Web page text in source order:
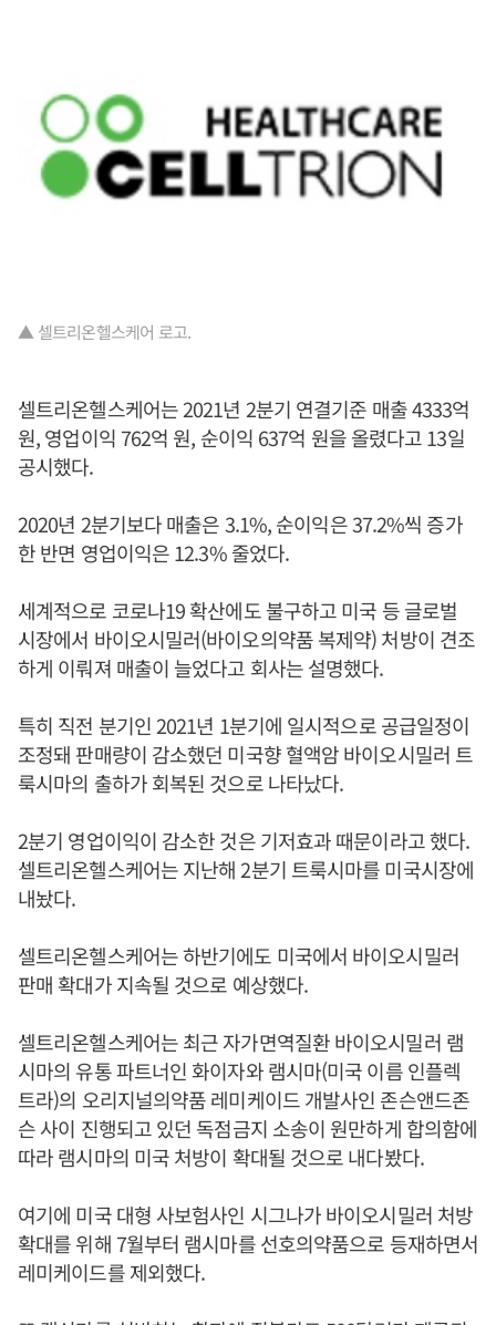
▲ 셀트리온헬스케어 로고.
셀트리온헬스케어는 2021년 2분기 연결기준 매출 4333억
원, 영업이익 762억 원, 순이익 637억 원을 올렸다고 13일
공시했다.
2020년 2분기보다 매출은 3.1%, 순이익은 37.2%씩 증가
한 반면 영업이익은 12.3% 줄었다.
세계적으로 코로나19 확산에도 불구하고 미국 등 글로벌
시장에서 바이오시밀러(바이오의약품 복제약) 처방이 견조
하게 이뤄져 매출이 늘었다고 회사는 설명했다.
특히 직전 분기인 2021년 1분기에 일시적으로 공급일정이
조정돼 판매량이 감소했던 미국향 혈액암 바이오시밀러 트
룩시마의 출하가 회복된 것으로 나타났다.
2분기 영업이익이 감소한 것은 기저효과 때문이라고 했다.
셀트리온헬스케어는 지난해 2분기 트룩시마를 미국시장에
내놨다.
셀트리온헬스케어는 하반기에도 미국에서 바이오시밀러
판매 확대가 지속될 것으로 예상했다.
셀트리온헬스케어는 최근 자가면역질환 바이오시밀러 램
시마의 유통 파트너인 화이자와 램시마(미국 이름 인플렉
트라)의 오리지널의약품 레미케이드 개발사인 존슨앤드존
슨 사이 진행되고 있던 독점금지 소송이 원만하게 합의함에
따라 램시마의 미국 처방이 확대될 것으로 내다봤다.
여기에 미국 대형 사보험사인 시그나가 바이오시밀러 처방
확대를 위해 7월부터 램시마를 선호의약품으로 등재하면서
레미케이드를 제외했다.